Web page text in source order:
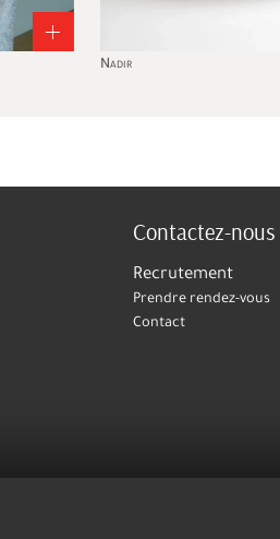
Contactez-nous
Recrutement
Prendre rendez-vous
Contact